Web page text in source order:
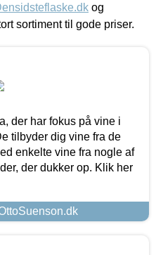
og
sortiment til gode priser.
der har fokus på vine i
tilbyder dig vine fra de
enkelte vine fra nogle af
der dukker op. Klik her